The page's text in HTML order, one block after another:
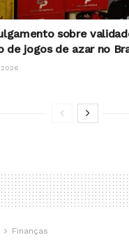
sobre
de jogos de azar no
2026
Finanças